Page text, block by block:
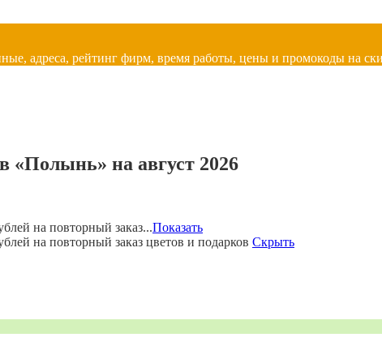
адреса, рейтинг фирм, время работы, цены и промокоды на
«Полынь» на август 2026
на повторный заказ...Показать
на повторный заказ цветов и подарков Скрыть